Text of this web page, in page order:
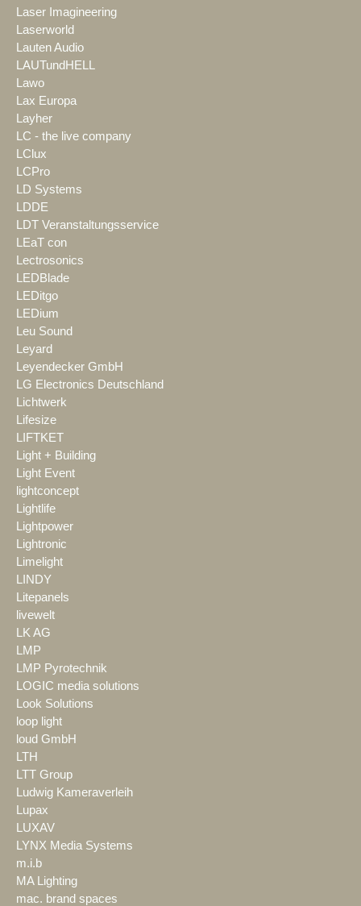
Laser Imagineering
Laserworld
Lauten Audio
LAUTundHELL
Lawo
Lax Europa
Layher
LC - the live company
LClux
LCPro
LD Systems
LDDE
LDT Veranstaltungsservice
LEaT con
Lectrosonics
LEDBlade
LEDitgo
LEDium
Leu Sound
Leyard
Leyendecker GmbH
LG Electronics Deutschland
Lichtwerk
Lifesize
LIFTKET
Light + Building
Light Event
lightconcept
Lightlife
Lightpower
Lightronic
Limelight
LINDY
Litepanels
livewelt
LK AG
LMP
LMP Pyrotechnik
LOGIC media solutions
Look Solutions
loop light
loud GmbH
LTH
LTT Group
Ludwig Kameraverleih
Lupax
LUXAV
LYNX Media Systems
m.i.b
MA Lighting
mac. brand spaces